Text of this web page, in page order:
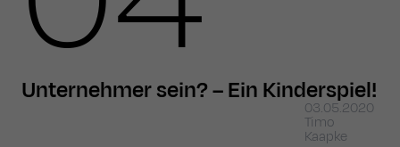
Unternehmer sein? – Ein Kinderspiel!
03.05.2020
Timo
Kaapke